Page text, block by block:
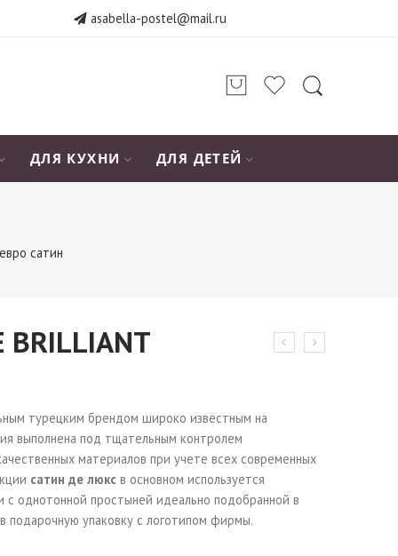
asabella-postel@mail.ru
ДЛЯ КУХНИ ДЛЯ ДЕТЕЙ
сатин
BRILLIANT
турецким брендом широко известным на
выполнена под тщательным контролем
материалов при учете всех современных
сатин де люкс в основном используется
с однотонной простыней идеально подобранной в
подарочную упаковку с логотипом фирмы.